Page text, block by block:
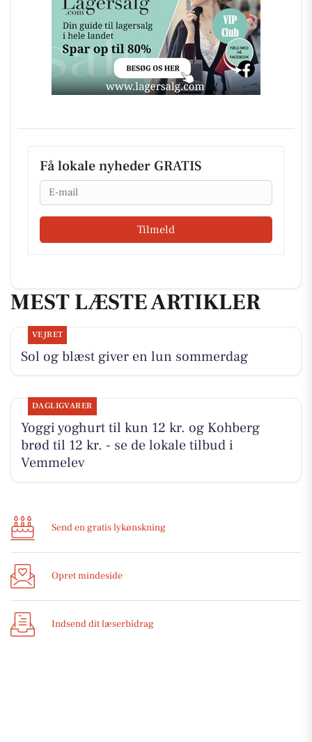
Få lokale nyheder GRATIS
Email
Tilmeld
MEST LÆSTE ARTIKLER
VEJRET
Sol og blæst giver en lun sommerdag
DAGLIGVARER
Yoggi yoghurt til kun 12 kr. og Kohberg
brød til 12 kr. - se de lokale tilbud i
Vemmelev
Send en gratis lykønskning
Opret mindeside
Indsend dit læserbidrag